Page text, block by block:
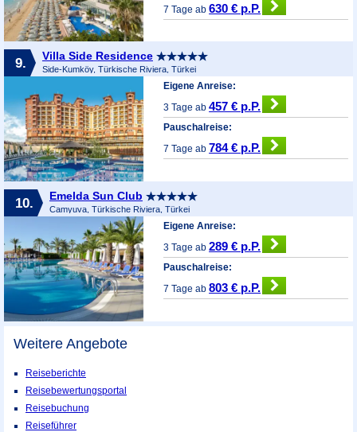
7 Tage ab630 € p.P.
9. Villa Side Residence
Side-Kumköy, Türkische Riviera, Türkei
Eigene Anreise:
3 Tage ab457 € p.P.
Pauschalreise:
7 Tage ab 784 € p.P.
10. Emelda Sun Club
Camyuva, Türkische Riviera, Türkei
Eigene Anreise:
3 Tage ab289 € p.P.
Pauschalreise:
7 Tage ab803 € p.P.
Weitere Angebote
Reiseberichte
Reisebewertungsportal
Reisebuchung
Reiseführer